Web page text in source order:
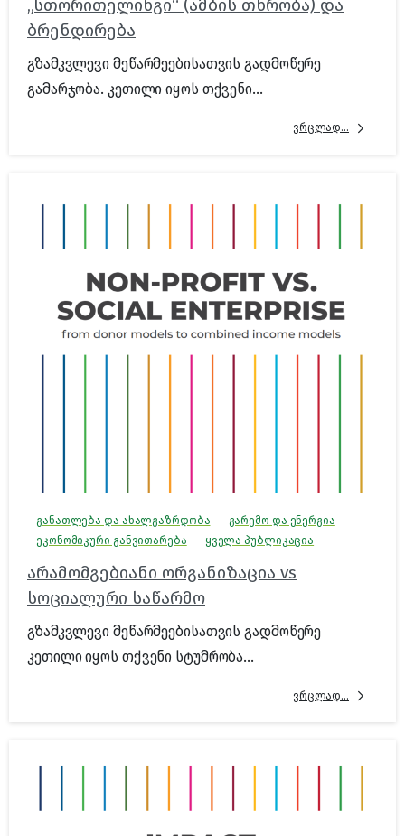
„სთორითელინგი“ (ამბის თხრობა) და
ბრენდირება
გზამკვლევი მეწარმეებისათვის გადმოწერე
გამარჯობა. კეთილი იყოს თქვენი...
ვრცლად...
განათლება და ახალგაზრდობა
გარემო და ენერგია
ეკონომიკური განვითარება
ყველა პუბლიკაცია
არამომგებიანი ორგანიზაცია vs
სოციალური საწარმო
გზამკვლევი მეწარმეებისათვის გადმოწერე
კეთილი იყოს თქვენი სტუმრობა...
ვრცლად...